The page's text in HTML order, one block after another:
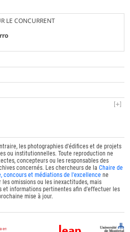
LE CONCURRENT
les photographies d'édifices et de projets
ou institutionnelles. Toute reproduction ne
concepteurs ou les responsables des
concernés. Les chercheurs de laChaire de
concours et médiations de l'excellence ne
omissions ou les inexactitudes, mais
et informations pertinentes afin d'effectuer les
mise à jour.